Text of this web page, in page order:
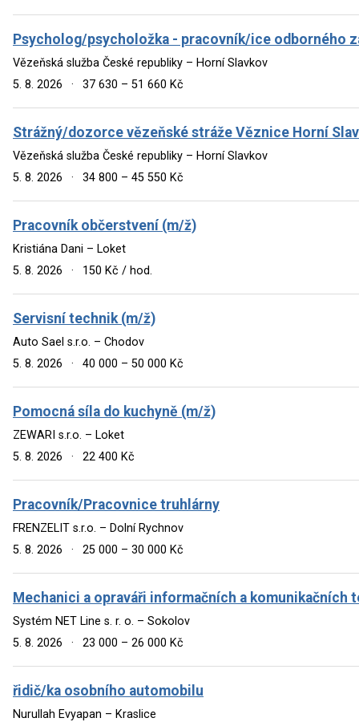
Psycholog/psycholožka - pracovník/ice odborného
Vězeňská služba České republiky – Horní Slavkov
5. 8. 2026
· 37 630 – 51 660 Kč
Strážný/dozorce vězeňské stráže Věznice Horní
Vězeňská služba České republiky – Horní Slavkov
5. 8. 2026
· 34 800 – 45 550 Kč
Pracovník občerstvení (m/ž)
Kristiána Dani – Loket
5. 8. 2026
· 150 Kč / hod.
Servisní technik (m/ž)
Auto Sael s.r.o. – Chodov
5. 8. 2026
· 40 000 – 50 000 Kč
Pomocná síla do kuchyně (m/ž)
ZEWARI s.r.o. – Loket
5. 8. 2026
· 22 400 Kč
Pracovník/Pracovnice truhlárny
FRENZELIT s.r.o. – Dolní Rychnov
5. 8. 2026
· 25 000 – 30 000 Kč
Mechanici a opraváři informačních a komunikačních
Systém NET Line s. r. o. – Sokolov
5. 8. 2026
· 23 000 – 26 000 Kč
řidič/ka osobního automobilu
Nurullah Evyapan – Kraslice